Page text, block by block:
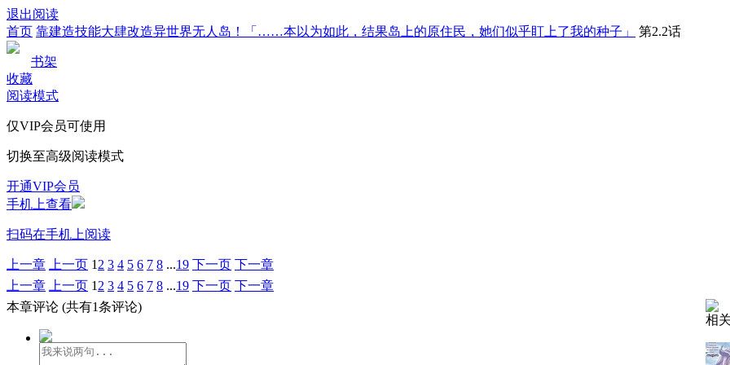
退出阅读
首页 靠建造技能大肆改造异世界无人岛！「……本以为如此，结果岛上的原住民，她们似乎盯上了我的种子」 第2.2话
书架
收藏
阅读模式
仅VIP会员可使用
切换至高级阅读模式
开通VIP会员
手机上查看
扫码在手机上阅读
上一章 上一页 1 2 3 4 5 6 7 8 ...19 下一页 下一章
上一章
上一页 1 2 3 4 5 6 7 8 ...19 下一页 下一章
本章评论 (共有1条评论)
相